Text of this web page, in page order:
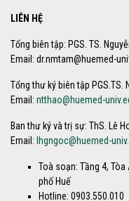
LIÊN HỆ
Tổng biên tập: PGS. TS.
Email: dr.nmtam@huemed-
Tổng thư ký biên tập PGS.TS.
Email: ntthao@huemed-
Ban thư ký và trị sự: ThS. Lê
Email: lhgngoc@huemed-
Toà soạn: Tầng 4, Tòa
phố Huế
Hotline: 0903.550.010